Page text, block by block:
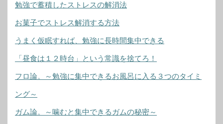
勉強で蓄積したストレスの解消法
お菓子でストレス解消する方法
うまく仮眠すれば、勉強に長時間集中できる
「昼食は１２時台」という常識を捨てろ！
フロ論。～勉強に集中できるお風呂に入る３つのタイミ
ング～
ガム論。～噛むと集中できるガムの秘密～